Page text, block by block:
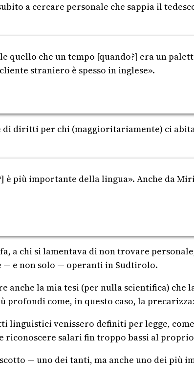
a cercare personale che sappia il
quello che un tempo [quando?] era un
straniero è spesso in inglese».
diritti per chi (maggioritariamente) ci
è più importante della lingua». Anche da
a chi si lamentava di non trovare
— e non solo — operanti in Sudtirolo.
anche la mia tesi (per nulla scientifica)
profondi come, in questo caso, la
linguistici venissero definiti per legge, come
salari fin troppo bassi al
— uno dei tanti, ma anche uno dei più